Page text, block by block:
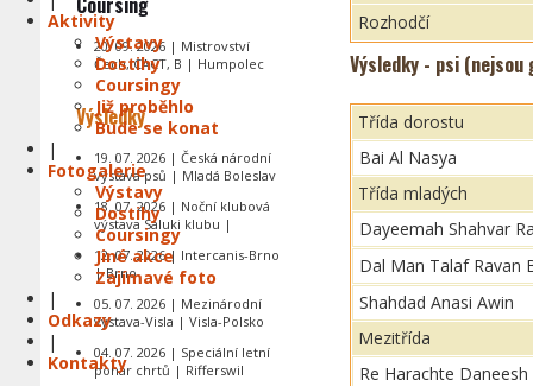
Aktivity
Výstavy
Dostihy
Coursingy
Již proběhlo
Bude se konat
|
Fotogalerie
Výstavy
Dostihy
Coursingy
Jiné akce
Zajímavé foto
|
Odkazy
|
Kontakty
Rozhodčí
Výsledky - psi
Třída dorostu
Bai Al Nasya
Třída mladých
Dayeemah Shahvar
Dal Man Talaf Ravan
Shahdad Anasi Awin
Mezitřída
Re Harachte Daneesh
20. 09. 2026 | Mistrovství
Čech, CACT, B | Humpolec
Výsledky
19. 07. 2026 | Česká národní
výstava psů | Mladá Boleslav
18. 07. 2026 | Noční klubová
výstava Saluki klubu |
12. 07. 2026 | Intercanis-Brno
| Brno
05. 07. 2026 | Mezinárodní
výstava-Visla | Visla-Polsko
04. 07. 2026 | Speciální letní
pohár chrtů | Rifferswil